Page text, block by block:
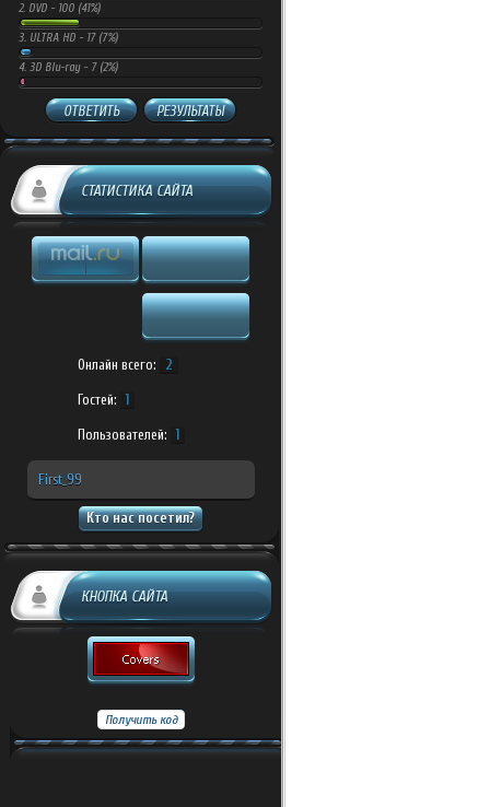
2. DVD - 100 (41%)
3. ULTRA HD - 17 (7%)
4. 3D Blu-ray - 7 (2%)
ОТВЕТИТЬ РЕЗУЛЬТАТЫ
СТАТИСТИКА САЙТА
Онлайн всего: 2
Гостей: 1
Пользователей: 1
First_99
Кто нас посетил?
КНОПКА САЙТА